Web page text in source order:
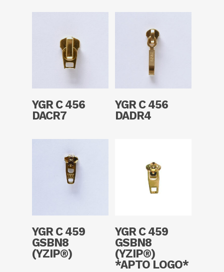
YGR C 456
DACR7
YGR C 456
DADR4
Read More
YGR C 459
GSBN8
(YZIP®)
Read More
YGR C 459
GSBN8
(YZIP®)
*APTO LOGO*